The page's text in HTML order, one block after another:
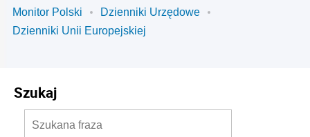
Monitor Polski
Dzienniki Urzędowe
Dzienniki Unii Europejskiej
Szukaj